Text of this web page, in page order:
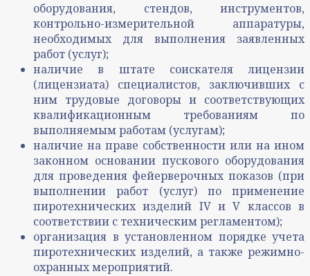
оборудования, стендов, инструментов,
контрольно-измерительной аппаратуры,
необходимых для выполнения заявленных
работ (услуг);
наличие в штате соискателя лицензии
(лицензиата) специалистов, заключивших с
ним трудовые договоры и соответствующих
квалификационным требованиям по
выполняемым работам (услугам);
наличие на праве собственности или на ином
законном основании пускового оборудования
для проведения фейерверочных показов (при
выполнении работ (услуг) по применение
пиротехнических изделий IV и V классов в
соответствии с техническим регламентом);
организация в установленном порядке учета
пиротехнических изделий, а также режимно-
охранных мероприятий.